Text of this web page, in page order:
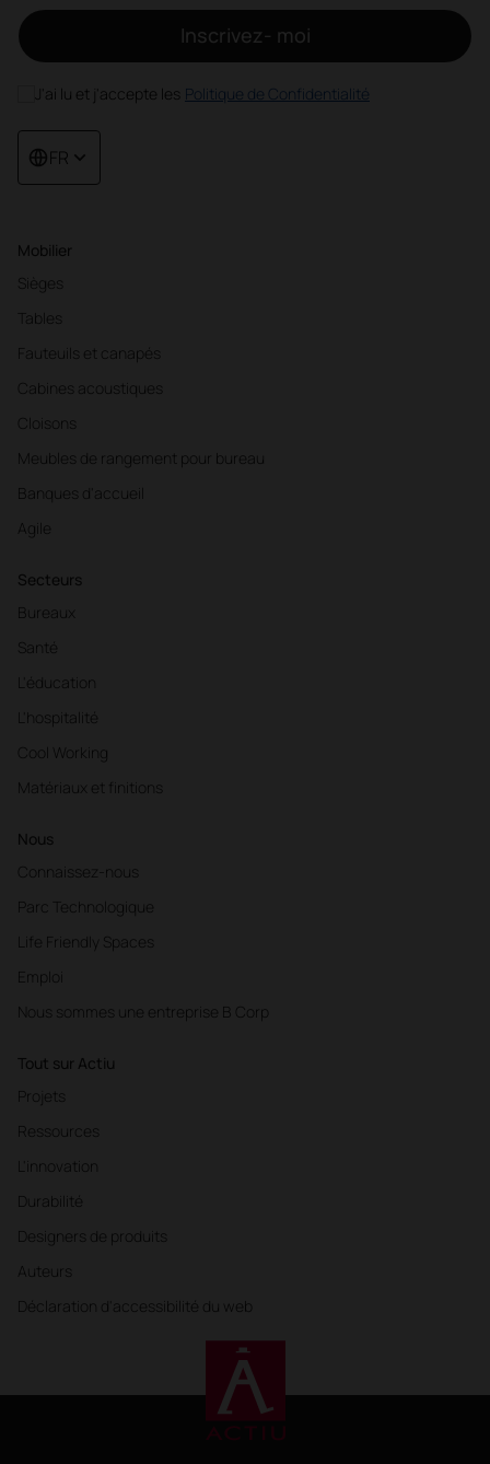
Mobilier
Sièges
Tables
Fauteuils et canapés
Cabines acoustiques
Cloisons
Meubles de rangement pour bureau
Banques d'accueil
Agile
Secteurs
Bureaux
Santé
L'éducation
L'hospitalité
Cool Working
Matériaux et finitions
Nous
Connaissez-nous
Parc Technologique
Life Friendly Spaces
Emploi
Nous sommes une entreprise B Corp
Tout sur Actiu
Projets
Ressources
L'innovation
Durabilité
Designers de produits
Auteurs
Déclaration d'accessibilité du web
Inscrivez- moi
J'ai lu et j'accepte les Politique de Confidentialité
FR